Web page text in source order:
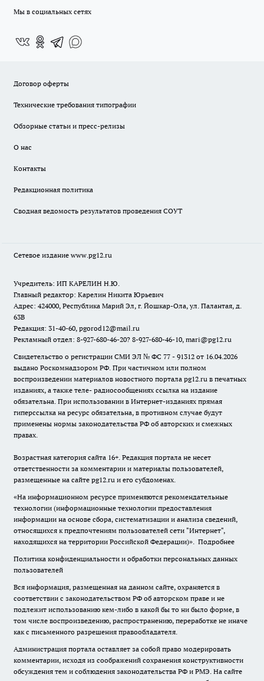
Мы в социальных сетях
Договор оферты
Технические требования типографии
Обзорные статьи и пресс-релизы
О нас
Контакты
Редакционная политика
Сводная ведомость результатов проведения СОУТ
Сетевое издание www.pg12.ru
Учредитель: ИП КАРЕЛИН Н.Ю.
Главный редактор: Карелин Никита Юрьевич
Адрес: 424000, Республика Марий Эл, г. Йошкар-Ола, ул. Палантая, д.
63В
Редакция: 31-40-60, pgorod12@mail.ru
Рекламный отдел: 8-927-680-46-20? 8-927-680-46-10, mari@pg12.ru
Свидетельство о регистрации СМИ ЭЛ № ФС 77 - 91312 от 16.04.2026
выдано Роскомнадзором РФ. При частичном или полном
воспроизведении материалов новостного портала pg12.ru в печатных
изданиях, а также теле- радиосообщениях ссылка на издание
обязательна. При использовании в Интернет-изданиях прямая
гиперссылка на ресурс обязательна, в противном случае будут
применены нормы законодательства РФ об авторских и смежных
правах.
Возрастная категория сайта 16+. Редакция портала не несет
ответственности за комментарии и материалы пользователей,
размещенные на сайте pg12.ru и его субдоменах.
«На информационном ресурсе применяются рекомендательные
технологии (информационные технологии предоставления
информации на основе сбора, систематизации и анализа сведений,
относящихся к предпочтениям пользователей сети "Интернет",
находящихся на территории Российской Федерации)». Подробнее
Политика конфиденциальности и обработки персональных данных
пользователей
Вся информация, размещенная на данном сайте, охраняется в
соответствии с законодательством РФ об авторском праве и не
подлежит использованию кем-либо в какой бы то ни было форме, в
том числе воспроизведению, распространению, переработке не иначе
как с письменного разрешения правообладателя.
Администрация портала оставляет за собой право модерировать
комментарии, исходя из соображений сохранения конструктивности
обсуждения тем и соблюдения законодательства РФ и РМЭ. На сайте